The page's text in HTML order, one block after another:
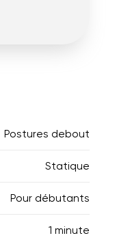
Postures debout
Statique
Pour débutants
1 minute